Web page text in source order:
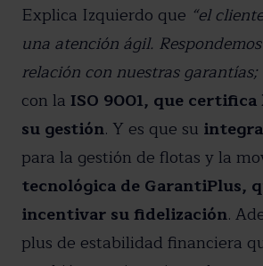
Explica Izquierdo que “el
una atención ágil.
relación con nuestras
con la ISO 9001, que
su gestión. Y es que su
para la gestión de flotas y la
tecnológica de GarantiPlus,
incentivar su fidelización.
plus de estabilidad financiera